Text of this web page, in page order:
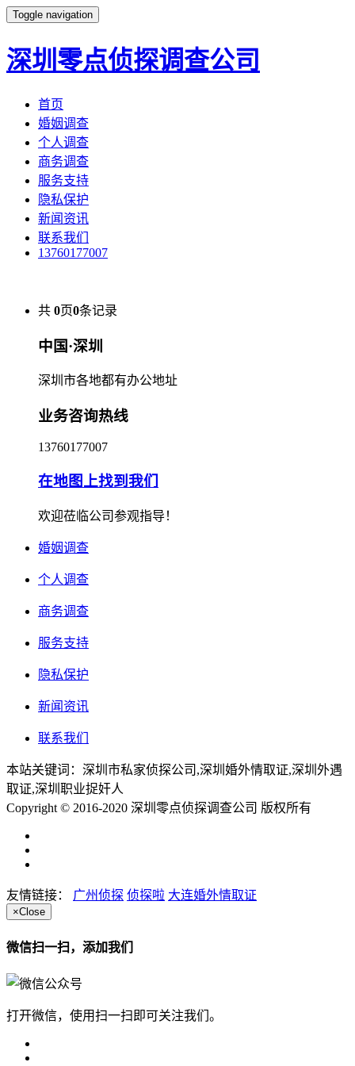
Toggle navigation
深圳零点侦探调查公司
首页
婚姻调查
个人调查
商务调查
服务支持
隐私保护
新闻资讯
联系我们
13760177007
共 0页0条记录
中国·深圳
深圳市各地都有办公地址
业务咨询热线
13760177007
在地图上找到我们
欢迎莅临公司参观指导！
婚姻调查
个人调查
商务调查
服务支持
隐私保护
新闻资讯
联系我们
本站关键词：深圳市私家侦探公司,深圳婚外情取证,深圳外遇
取证,深圳职业捉奸人
Copyright © 2016-2020 深圳零点侦探调查公司 版权所有
友情链接： 广州侦探 侦探啦 大连婚外情取证
×Close
微信扫一扫，添加我们
打开微信，使用扫一扫即可关注我们。